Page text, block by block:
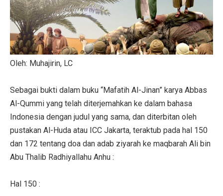
Oleh: Muhajirin, LC
Sebagai bukti dalam buku “Mafatih Al-Jinan” karya Abbas
Al-Qummi yang telah diterjemahkan ke dalam bahasa
Indonesia dengan judul yang sama, dan diterbitan oleh
pustakan Al-Huda atau ICC Jakarta, teraktub pada hal 150
dan 172 tentang doa dan adab ziyarah ke maqbarah Ali bin
Abu Thalib Radhiyallahu Anhu :
Hal 150 :